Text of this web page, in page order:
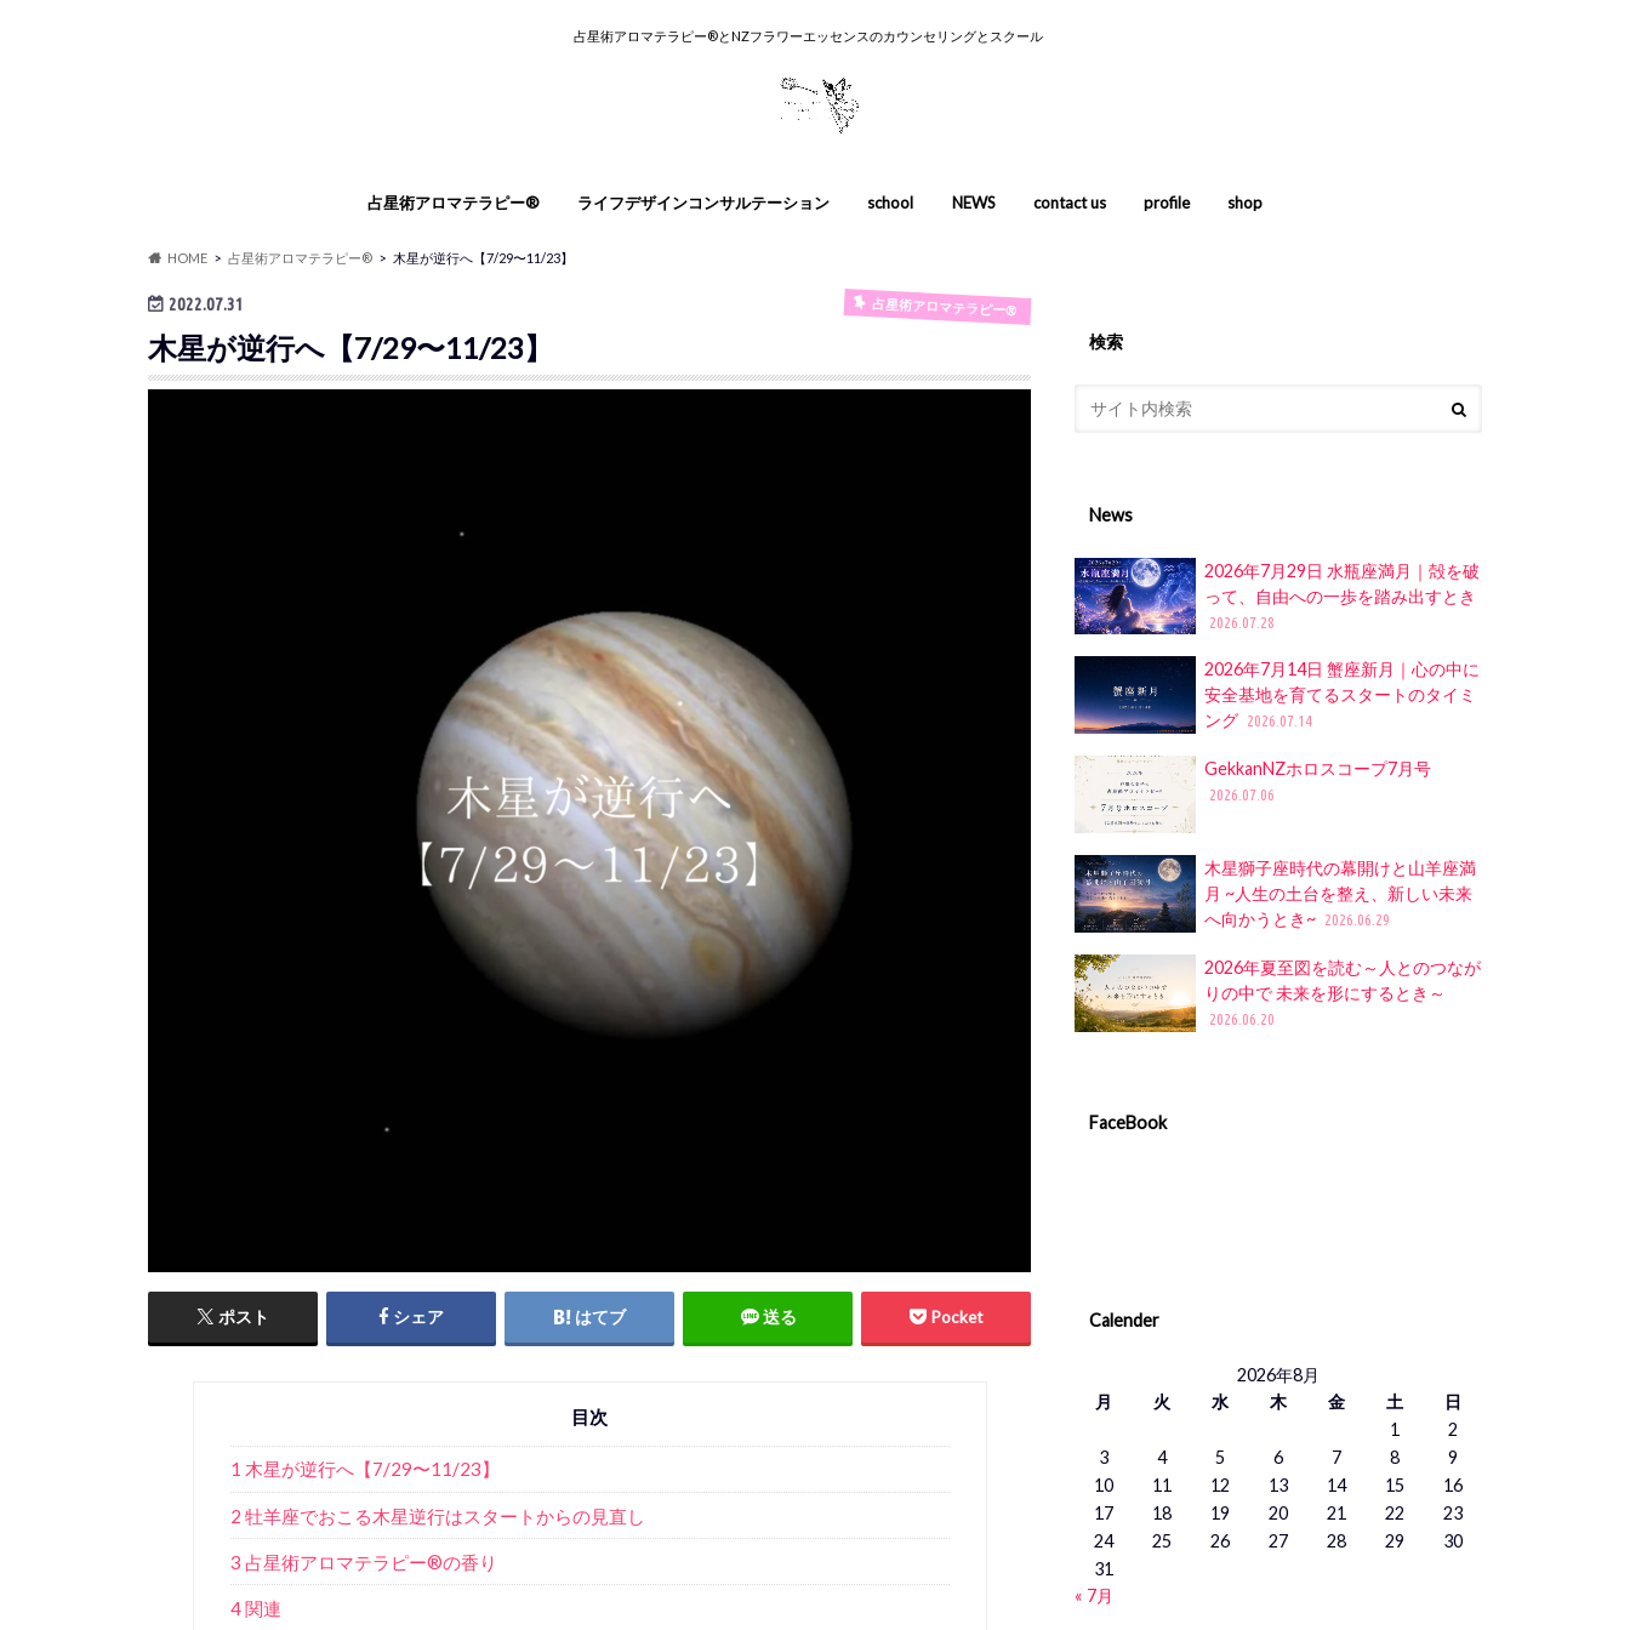
占星術アロマテラピー®︎とNZフラワーエッセンスのカウンセリングとスクール
占星術アロマテラピー®
ングセッション
リングセッション
ライフデザインコンサルテーション school NEWS contact us profile shop
HOME 占星術アロマテラピー® 木星が逆行へ【7/29〜11/23】
2022.07.31 占星術アロマテラピー®
木星が逆行へ【7/29〜11/23】
ポスト シェア はてブ 送る Pocket
目次
1 木星が逆行へ【7/29〜11/23】
2 牡羊座でおこる木星逆行はスタートからの見直し
3 占星術アロマテラピー®︎の香り
4 関連
検索
News
2026年7月29日 水瓶座満月｜殻を破
って、自由への一歩を踏み出すとき
2026.07.28
2026年7月14日 蟹座新月｜心の中に
安全基地を育てるスタートのタイミ
ング 2026.07.14
GekkanNZホロスコープ7月号
2026.07.06
木星獅子座時代の幕開けと山羊座満
月 ~人生の土台を整え、新しい未来
へ向かうとき~ 2026.06.29
2026年夏至図を読む～人とのつなが
りの中で 未来を形にするとき～
2026.06.20
FaceBook
Calender
2026年8月
月
火 水 木 金 土
日
1
2
3
4 5 6 7 8
9
10
11 12 13 14 15
16
17
18 19 20 21 22
23
24
25 26 27 28 29
30
31
« 7月